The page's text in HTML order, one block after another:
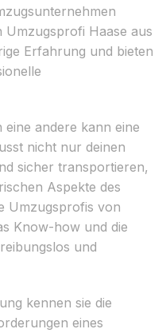
Haase aus
Erfahrung und bieten
andere kann eine
nicht nur deinen
sicher transportieren,
Aspekte des
Umzugsprofis von
Know-how und die
und
kennen sie die
eines